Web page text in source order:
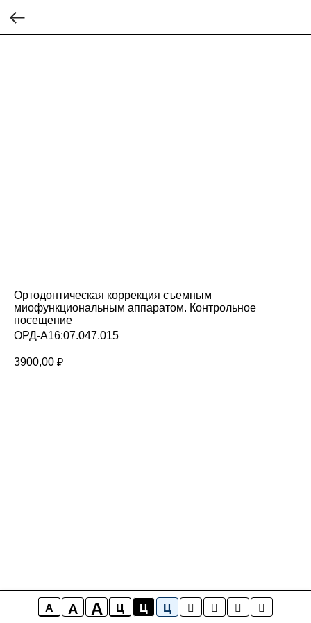
A A A Ц Ц Ц
Ортодонтическая коррекция съемным
миофункциональным аппаратом. Контрольное
посещение
ОРД-А16:07.047.015
3900,00 ₽